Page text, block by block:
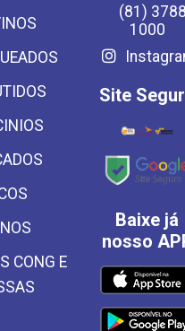
CONG E
(81)
1000
Site
Baixe já
nosso